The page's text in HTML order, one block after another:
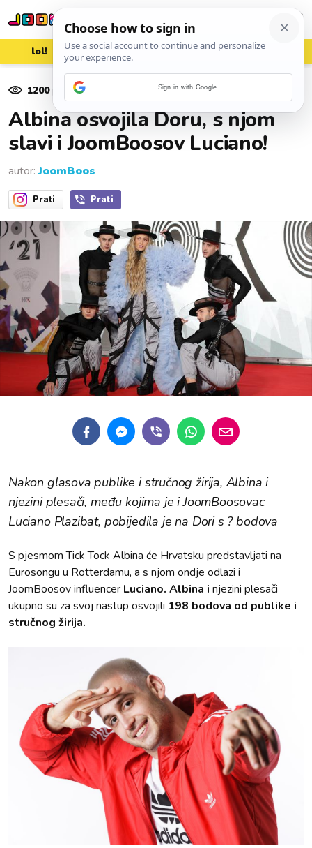
lol! aww vrh! woot?!
1200pregleda
Albina osvojila Doru, s njom
slavi i JoomBoosov Luciano!
autor:JoomBoos
Prati Prati
Nakon glasova publike i stručnog žirija, Albina i
njezini plesači, među kojima je i JoomBoosovac
Luciano Plazibat, pobijedila je na Dori s ? bodova
S pjesmom Tick Tock Albina će Hrvatsku predstavljati na
Eurosongu u Rotterdamu, a s njom ondje odlazi i
JoomBoosov influencer Luciano. Albina i njezini plesači
ukupno su za svoj nastup osvojili 198 bodova od publike i
stručnog žirija.
Sign in with Google